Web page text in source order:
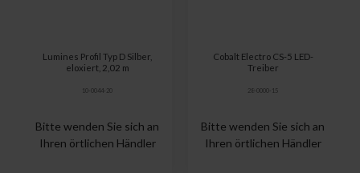
Lumines Profil Typ D Silber,
eloxiert, 2,02 m
10-0044-20
Bitte wenden Sie sich an
Ihren örtlichen Händler
Cobalt Electro CS-5 LED-
Treiber
28-0000-15
Bitte wenden Sie sich an
Ihren örtlichen Händler